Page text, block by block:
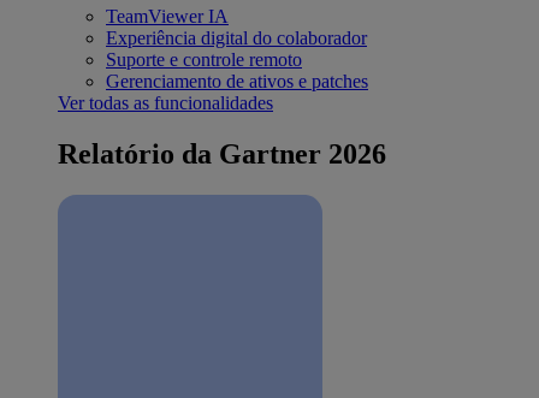
TeamViewer IA
Experiência digital do colaborador
Suporte e controle remoto
Gerenciamento de ativos e patches
Ver todas as funcionalidades
Relatório da Gartner 2026